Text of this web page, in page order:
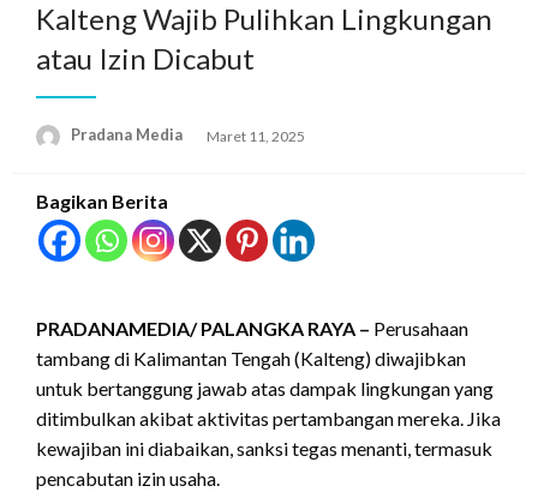
Kalteng Wajib Pulihkan Lingkungan
atau Izin Dicabut
Pradana Media Maret 11, 2025
Bagikan Berita
PRADANAMEDIA/ PALANGKA RAYA – Perusahaan
tambang di Kalimantan Tengah (Kalteng) diwajibkan
untuk bertanggung jawab atas dampak lingkungan yang
ditimbulkan akibat aktivitas pertambangan mereka. Jika
kewajiban ini diabaikan, sanksi tegas menanti, termasuk
pencabutan izin usaha.